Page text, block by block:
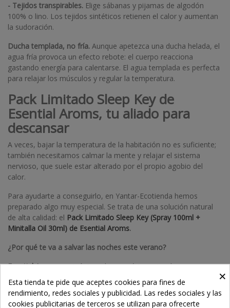
- Tejidos transpirables. Elige sábanas y pijamas de algodón
100% o lino. Los tejidos sintéticos retienen el calor y aumentan
la sudoración.
Ducha templada, no fría. Aunque apetezca una ducha helada, el
agua fría provoca un efecto rebote: el cuerpo reacciona
gastando energía para calentarse. El agua templada es perfecta
para relajar los músculos y regular la temperatura.
Pack Limitado Sleep Key de
Esential Aroms, tu aliado para
descansar
A veces, bajar la temperatura de la habitación no es suficiente;
también necesitamos calmar la mente y relajar el sistema
nervioso, que suele estar alterado por el propio agobio del
calor.
Para ayudarte a conseguirlo, en Yantar-Ecotienda hemos
preparado algo muy especial. Se trata de una solución natural
de alta calidad: el Pack Limitado Sleep Key (Spray 100ml +
Minitalla Oil 30ml) de Esential Aroms.
¿Por qué te va a salvar las noches este verano?
Esential Aromses sinónimo de cosmética natural y
aromaterapia científica. Este pack combina dos productos clave
diseñados para actuar en sinergia a través de los beneficios de
los aceites esenciales, conocidos por sus propiedades
×
Esta tienda te pide que aceptes cookies para fines de
rendimiento, redes sociales y publicidad. Las redes sociales y las
cookies publicitarias de terceros se utilizan para ofrecerte